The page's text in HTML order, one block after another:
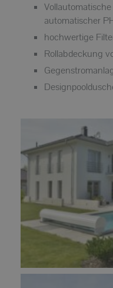
automatischer
hochwertige
Rollabdeckung